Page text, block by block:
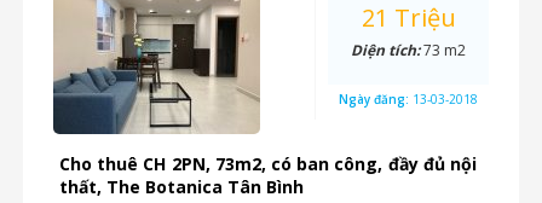
Cho thuê CH 2PN, 73m2, có ban công, đầy đủ nội
thất, The Botanica Tân Bình
21 Triệu
Diện tích:73 m2
Ngày đăng: 13-03-2018